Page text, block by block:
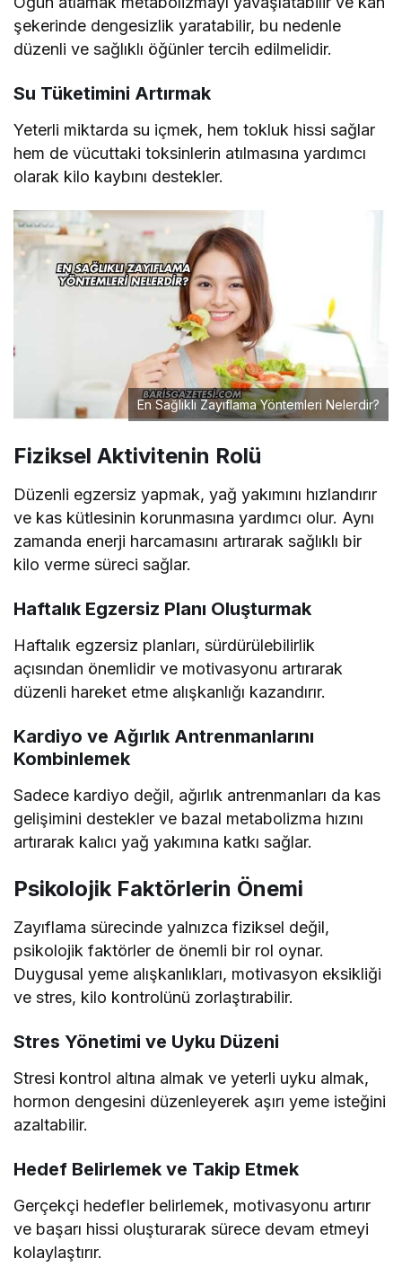
şekerinde dengesizlik yaratabilir, bu nedenle
düzenli ve sağlıklı öğünler tercih edilmelidir.
Su Tüketimini Artırmak
Yeterli miktarda su içmek, hem tokluk hissi sağlar
hem de vücuttaki toksinlerin atılmasına yardımcı
olarak kilo kaybını destekler.
En Sağlıklı Zayıflama Yöntemleri Nelerdir?
Fiziksel Aktivitenin Rolü
Düzenli egzersiz yapmak, yağ yakımını hızlandırır
ve kas kütlesinin korunmasına yardımcı olur. Aynı
zamanda enerji harcamasını artırarak sağlıklı bir
kilo verme süreci sağlar.
Haftalık Egzersiz Planı Oluşturmak
Haftalık egzersiz planları, sürdürülebilirlik
açısından önemlidir ve motivasyonu artırarak
düzenli hareket etme alışkanlığı kazandırır.
Kardiyo ve Ağırlık Antrenmanlarını
Kombinlemek
Sadece kardiyo değil, ağırlık antrenmanları da kas
gelişimini destekler ve bazal metabolizma hızını
artırarak kalıcı yağ yakımına katkı sağlar.
Psikolojik Faktörlerin Önemi
Zayıflama sürecinde yalnızca fiziksel değil,
psikolojik faktörler de önemli bir rol oynar.
Duygusal yeme alışkanlıkları, motivasyon eksikliği
ve stres, kilo kontrolünü zorlaştırabilir.
Stres Yönetimi ve Uyku Düzeni
Stresi kontrol altına almak ve yeterli uyku almak,
hormon dengesini düzenleyerek aşırı yeme isteğini
azaltabilir.
Hedef Belirlemek ve Takip Etmek
Gerçekçi hedefler belirlemek, motivasyonu artırır
ve başarı hissi oluşturarak sürece devam etmeyi
kolaylaştırır.